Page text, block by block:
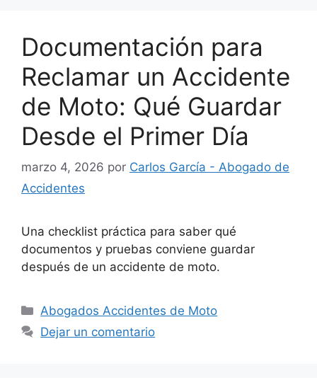
Documentación para
Reclamar un Accidente
de Moto: Qué Guardar
Desde el Primer Día
marzo 4, 2026 por Carlos García - Abogado de
Accidentes
Una checklist práctica para saber qué
documentos y pruebas conviene guardar
después de un accidente de moto.
Categorías
Abogados Accidentes de Moto
Dejar un comentario